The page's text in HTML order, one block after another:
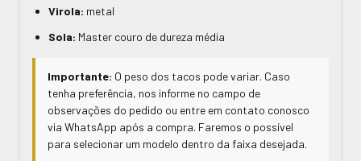
Virola: metal
Sola: Master couro de dureza média
Importante: O peso dos tacos pode variar. Caso
tenha preferência, nos informe no campo de
observações do pedido ou entre em contato conosco
via WhatsApp após a compra. Faremos o possível
para selecionar um modelo dentro da faixa desejada.